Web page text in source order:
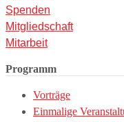
Spenden
Mitgliedschaft
Mitarbeit
Programm
Vorträge
Einmalige